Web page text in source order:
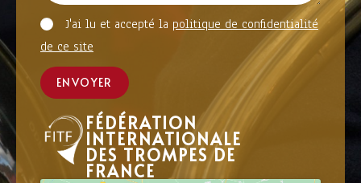
J'ai lu et accepté la politique de confidentialité
de ce site
ENVOYER
FÉDÉRATION
INTERNATIONALE
DES TROMPES DE
FRANCE